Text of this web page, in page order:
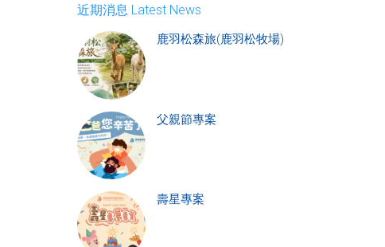
近期消息 Latest News
鹿羽松森旅(鹿羽松牧場)
父親節專案
壽星專案